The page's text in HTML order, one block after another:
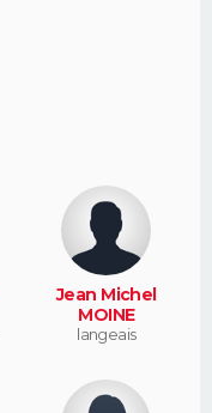
Jean Michel
MOINE
langeais